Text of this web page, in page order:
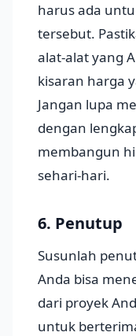
harus ada
tersebut.
alat-alat yang
kisaran harga
Jangan lupa
dengan
membangun
sehari-hari.
6. Penutup
Susunlah
Anda bisa
dari proyek
untuk